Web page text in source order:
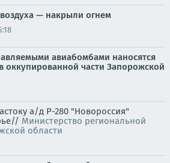
— накрыли огнем
авиабомбами наносятся
оккупированной части Запорожской
а/д Р-280 "Новороссия"
Министерство региональной
области